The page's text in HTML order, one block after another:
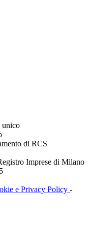
unico
di RCS
Imprese di Milano
e Privacy Policy -